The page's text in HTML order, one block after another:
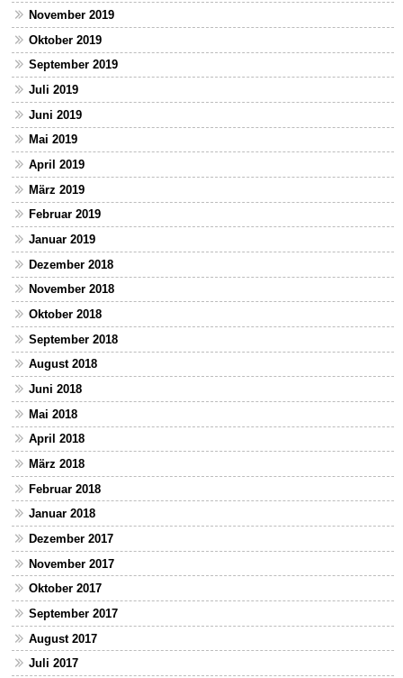
November 2019
Oktober 2019
September 2019
Juli 2019
Juni 2019
Mai 2019
April 2019
März 2019
Februar 2019
Januar 2019
Dezember 2018
November 2018
Oktober 2018
September 2018
August 2018
Juni 2018
Mai 2018
April 2018
März 2018
Februar 2018
Januar 2018
Dezember 2017
November 2017
Oktober 2017
September 2017
August 2017
Juli 2017